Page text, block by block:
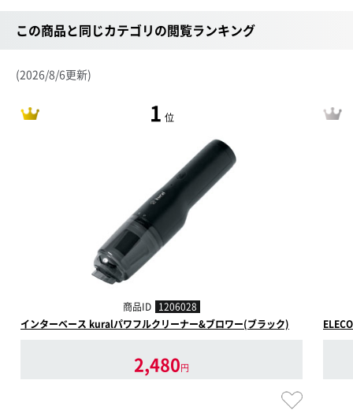
この商品と同じカテゴリの閲覧ランキング
(2026/8/6更新)
1 位
商品ID 1206028
インターベース kuralパワフルクリーナー&ブロワー(ブラック)
2,480円